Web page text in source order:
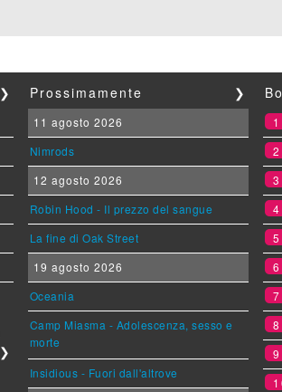
❯
❯
Prossimamente ❯
11 agosto 2026
Nimrods
12 agosto 2026
Robin Hood - Il prezzo del sangue
La fine di Oak Street
19 agosto 2026
Oceania
Camp Miasma - Adolescenza, sesso e
morte
Insidious - Fuori dall'altrove
1
2
3
4
5
6
7
8
9